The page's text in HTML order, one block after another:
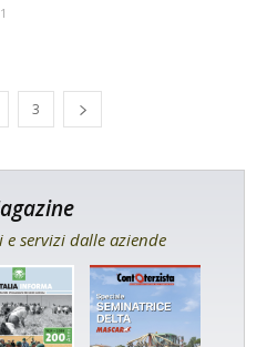
3
servizi dalle aziende